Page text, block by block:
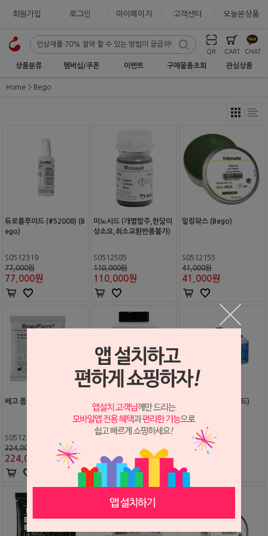
회원가입 로그인 마이페이지 고객센터 오늘본상품
QR CART CHAT
상품분류 멤버십/쿠폰 이벤트 구매물품조회 관심상품
Home Bego
듀로플루이드 (#52008) (B
ego)
S0512319
77,000원
77,000원
미노시드 (개별발주,한달이
상소요,취소교환반품불가)
S0512585
110,000원
110,000원
밀링왁스 (Bego)
S0512155
41,000원
41,000원
베고 폼 (Bego)
S0512343
224,000원
224,000 38,000원
베고졸 (매몰재 리퀴드)
S1003058
42,000원